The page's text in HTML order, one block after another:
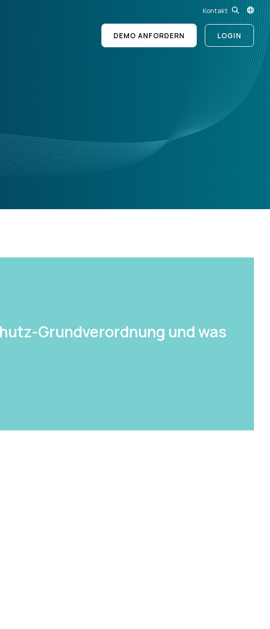
Kontakt
DEMO ANFORDERN LOGIN
Grundverordnung und was